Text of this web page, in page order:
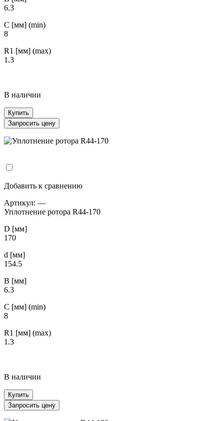
6.3
С [мм] (min)
8
R1 [мм] (max)
1.3
В наличии
Купить
Запросить цену
Добавить к сравнению
Артикул: —
Уплотнение ротора R44-170
D [мм]
170
d [мм]
154.5
B [мм]
6.3
С [мм] (min)
8
R1 [мм] (max)
1.3
В наличии
Купить
Запросить цену